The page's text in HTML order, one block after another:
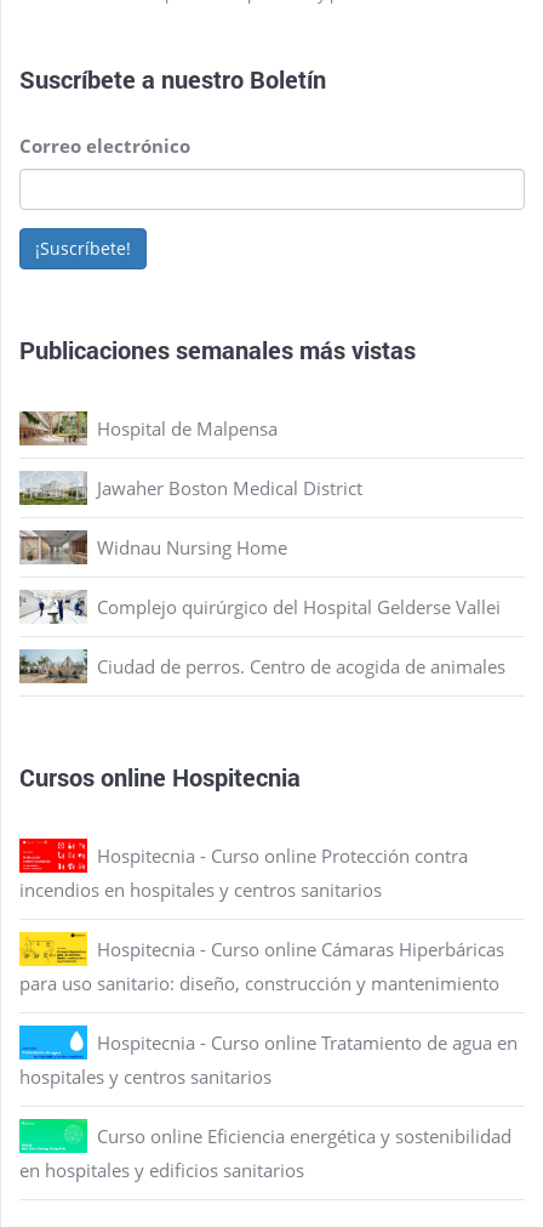
Suscríbete a nuestro Boletín
Correo electrónico
¡Suscríbete!
Publicaciones semanales más vistas
Hospital de Malpensa
Jawaher Boston Medical District
Widnau Nursing Home
Complejo quirúrgico del Hospital Gelderse Vallei
Ciudad de perros. Centro de acogida de animales
Cursos online Hospitecnia
Hospitecnia - Curso online Protección contra
incendios en hospitales y centros sanitarios
Hospitecnia - Curso online Cámaras Hiperbáricas
para uso sanitario: diseño, construcción y mantenimiento
Hospitecnia - Curso online Tratamiento de agua en
hospitales y centros sanitarios
Curso online Eficiencia energética y sostenibilidad
en hospitales y edificios sanitarios